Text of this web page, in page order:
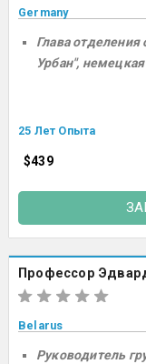
Germany
Глава
Урбан",
25 Лет Опыта
$439
Профессор
Belarus
Руководитель